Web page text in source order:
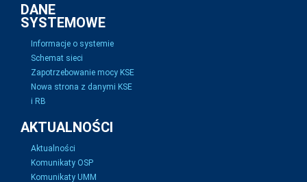
DANE
SYSTEMOWE
Informacje o systemie
Schemat sieci
Zapotrzebowanie mocy KSE
Nowa strona z danymi KSE
i RB
AKTUALNOŚCI
Aktualności
Komunikaty OSP
Komunikaty UMM